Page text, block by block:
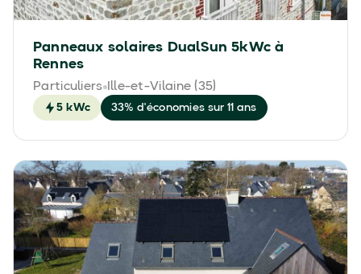
Panneaux solaires DualSun 5kWc à
Rennes
Particuliers Ille-et-Vilaine (35)
5 kWc 33% d'économies sur 11 ans